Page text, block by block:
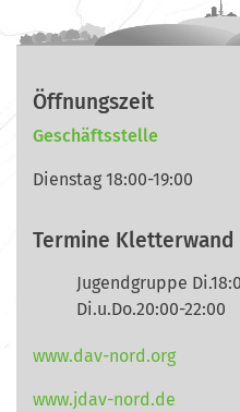
Öffnungszeit
Geschäftsstelle
Dienstag 18:00-19:00
Termine Kletterwand
Jugendgruppe
Di.u.Do.20:00-22:00
www.dav-nord.org
www.jdav-nord.de